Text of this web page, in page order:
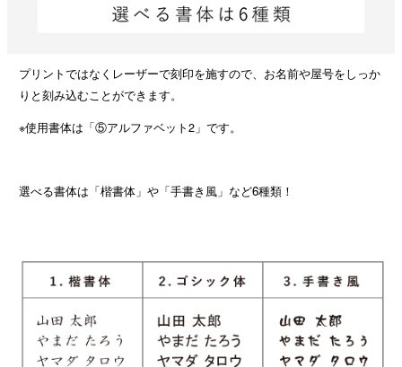
プリントではなくレーザーで刻印を施すので、お名前や屋号をしっか
りと刻み込むことができます。
※使用書体は「⑤アルファベット2」です。
選べる書体は「楷書体」や「手書き風」など6種類！